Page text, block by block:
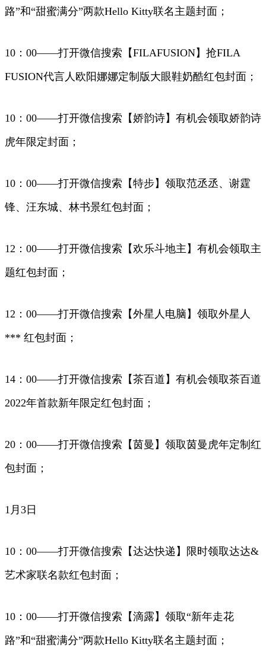
路”和“甜蜜满分”两款Hello Kitty联名主题封面；
10：00——打开微信搜索【FILAFUSION】抢FILA
FUSION代言人欧阳娜娜定制版大眼鞋奶酷红包封面；
10：00——打开微信搜索【娇韵诗】有机会领取娇韵诗
虎年限定封面；
10：00——打开微信搜索【特步】领取范丞丞、谢霆
锋、汪东城、林书景红包封面；
12：00——打开微信搜索【欢乐斗地主】有机会领取主
题红包封面；
12：00——打开微信搜索【外星人电脑】领取外星人
*** 红包封面；
14：00——打开微信搜索【茶百道】有机会领取茶百道
2022年首款新年限定红包封面；
20：00——打开微信搜索【茵曼】领取茵曼虎年定制红
包封面；
1月3日
10：00——打开微信搜索【达达快递】限时领取达达&
艺术家联名款红包封面；
10：00——打开微信搜索【滴露】领取“新年走花
路”和“甜蜜满分”两款Hello Kitty联名主题封面；